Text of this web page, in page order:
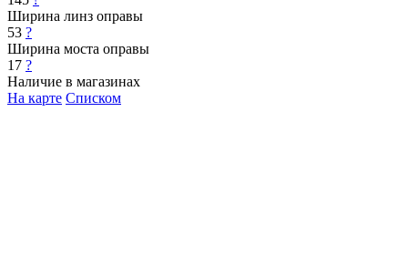
Ширина линз оправы
53 ?
Ширина моста оправы
17 ?
Наличие в магазинах
На карте Списком